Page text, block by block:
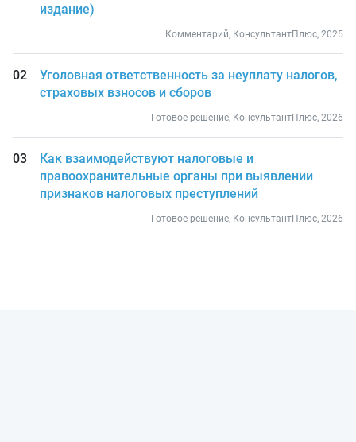
издание)
Комментарий, КонсультантПлюс, 2025
Уголовная ответственность за неуплату налогов,
страховых взносов и сборов
Готовое решение, КонсультантПлюс, 2026
Как взаимодействуют налоговые и
правоохранительные органы при выявлении
признаков налоговых преступлений
Готовое решение, КонсультантПлюс, 2026